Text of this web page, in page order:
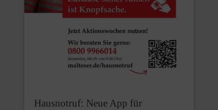
Hausnotruf: Neue App für